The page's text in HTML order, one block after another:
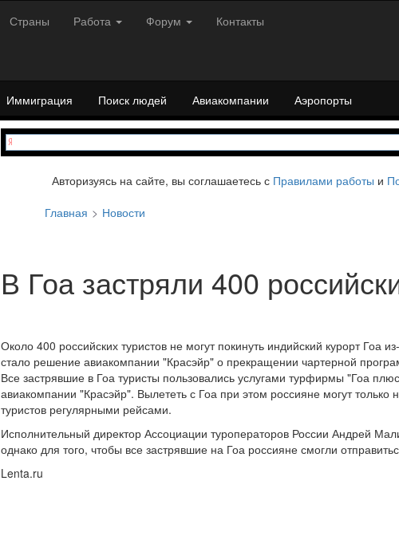
Страны Работа Форум Контакты
Иммиграция Поиск людей Авиакомпании
Аэропорты
Авторизуясь на сайте, вы соглашаетесь с Правилами работы и
Главная
Новости
В Гоа застряли 400
Около 400 российских туристов не могут покинуть индийский курорт Гоа
стало решение авиакомпании "Красэйр" о прекращении чартерной
Все застрявшие в Гоа туристы пользовались услугами турфирмы "Гоа
авиакомпании "Красэйр". Вылететь с Гоа при этом россияне могут только
туристов регулярными рейсами.
Исполнительный директор Ассоциации туроператоров России Андрей
однако для того, чтобы все застрявшие на Гоа россияне смогли
Lenta.ru